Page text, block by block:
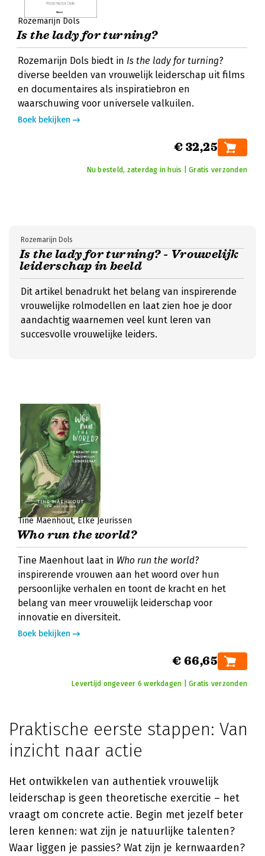
Rozemarijn Dols
Is the lady for turning?
Rozemarijn Dols biedt in Is the lady for turning?
diverse beelden van vrouwelijk leiderschap uit films
en documentaires als inspiratiebron en
waarschuwing voor universele valkuilen.
Boek bekijken
€ 32,25
Nu besteld, zaterdag in huis | Gratis verzonden
Is the lady for turning? - Vrouwelijk
leiderschap in beeld
Rozemarijn Dols
Dit artikel benadrukt het belang van inspirerende
vrouwelijke rolmodellen en laat zien hoe je door
aandachtig waarnemen veel kunt leren van
succesvolle vrouwelijke leiders.
Tine Maenhout Elke Jeurissen
Who run the world?
Tine Maenhout laat in Who run the world?
inspirerende vrouwen aan het woord over hun
persoonlijke verhalen en toont de kracht en het
belang van meer vrouwelijk leiderschap voor
innovatie en diversiteit.
Boek bekijken
€ 66,65
Levertijd ongeveer 6 werkdagen | Gratis verzonden
Praktische eerste stappen: Van
inzicht naar actie
Het ontwikkelen van authentiek vrouwelijk
leiderschap is geen theoretische exercitie – het
vraagt om concrete actie. Begin met jezelf beter
leren kennen: wat zijn je natuurlijke talenten?
Waar liggen je passies? Wat zijn je kernwaarden?